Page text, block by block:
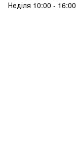
Неділя 10:00 - 16:00